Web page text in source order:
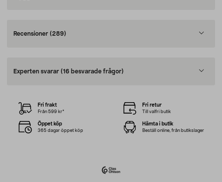
Recensioner (289)
Experten svarar (16 besvarade frågor)
Fri frakt
Från 599 kr*
Fri retur
Till valfri butik
Öppet köp
365 dagar öppet köp
Hämta i butik
Beställ online, från butikslager